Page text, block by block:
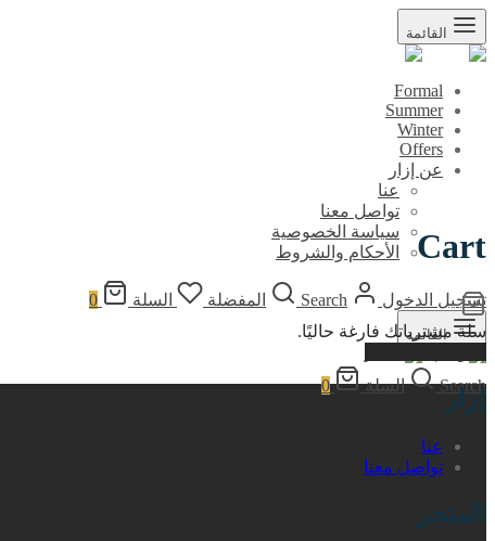
القائمة
Formal
Summer
Winter
Offers
عن إزار
عنا
تواصل معنا
سياسة الخصوصية
الأحكام والشروط
تسجيل الدخول Search المفضلة السلة 0
القائمة
Search السلة 0
Cart
سلة مشترياتك فارغة حاليًا.
إزار
عنا
تواصل معنا
المتجر